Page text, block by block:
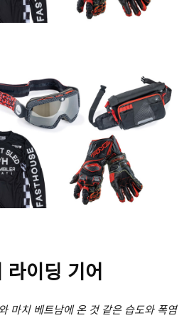
라이딩 기어
마치 베트남에 온 것 같은 습도와 폭염